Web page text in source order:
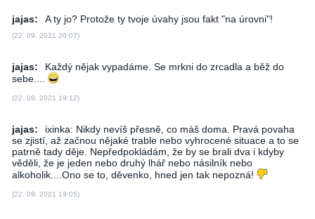
jajas: A ty jo? Protože ty tvoje úvahy jsou fakt "na úrovni"!
(22. 09. 2021 20:07)
jajas:
Každý nějak vypadáme. Se mrkni do zrcadla a běž do
sebe....
(22. 09. 2021 19:12)
jajas:
ixinka: Nikdy nevíš přesně, co máš doma. Pravá povaha
se zjistí, až začnou nějaké trable nebo vyhrocené situace a to se
patrně tady děje. Nepředpokládám, že by se brali dva i kdyby
věděli, že je jeden nebo druhý lhář nebo násilník nebo
alkoholik....Ono se to, děvenko, hned jen tak nepozná!
(22. 09. 2021 19:05)